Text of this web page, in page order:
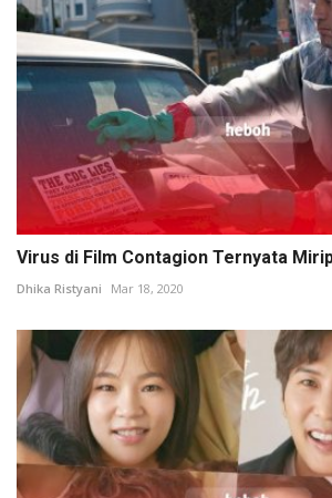
Virus di Film Contagion Ternyata
Dhika Ristyani Mar 18, 2020